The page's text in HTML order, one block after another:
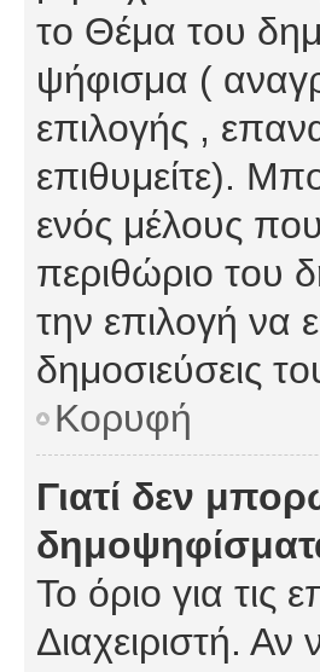
το Θέμα του
ψήφισμα (
επιλογής ,
επιθυμείτε).
ενός μέλους
περιθώριο του
την επιλογή να
δημοσιεύσεις
Κορυφή
Γιατί δεν
Το όριο για τις
Διαχειριστή. Αν